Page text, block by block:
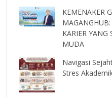
KEMENAKER
KARIER
MUDA
Navigasi
Stres